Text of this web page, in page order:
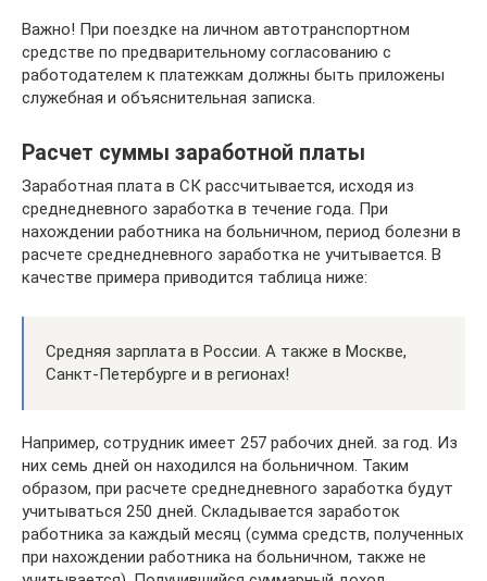
Важно! При поездке на личном автотранспортном
средстве по предварительному согласованию с
работодателем к платежкам должны быть приложены
служебная и объяснительная записка.
Расчет суммы заработной платы
Заработная плата в СК рассчитывается, исходя из
среднедневного заработка в течение года. При
нахождении работника на больничном, период болезни в
расчете среднедневного заработка не учитывается. В
качестве примера приводится таблица ниже:
Средняя зарплата в России. А также в Москве,
Санкт-Петербурге и в регионах!
Например, сотрудник имеет 257 рабочих дней. за год. Из
них семь дней он находился на больничном. Таким
образом, при расчете среднедневного заработка будут
учитываться 250 дней. Складывается заработок
работника за каждый месяц (сумма средств, полученных
при нахождении работника на больничном, также не